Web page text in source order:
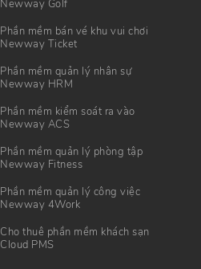
Newway Golf
Phần mềm bán vé khu vui chơi
Newway Ticket
Phần mềm quản lý nhân sự
Newway HRM
Phần mềm kiểm soát ra vào
Newway ACS
Phần mềm quản lý phòng tập
Newway Fitness
Phần mềm quản lý công việc
Newway 4Work
Cho thuê phần mềm khách sạn
Cloud PMS